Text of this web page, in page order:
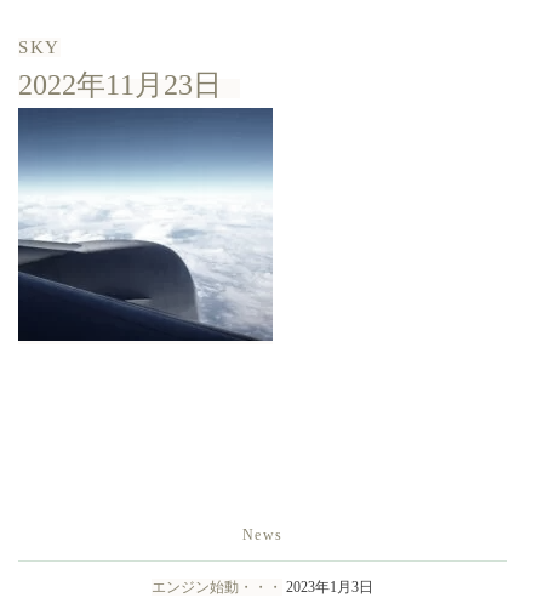
SKY
2022年11月23日
News
エンジン始動・・・ 2023年1月3日